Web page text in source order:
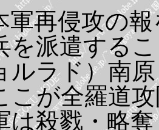
軍再侵攻の
を派遣する
ルラド）南
こが全羅道
は殺戮・略